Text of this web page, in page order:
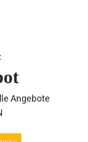
Angebote